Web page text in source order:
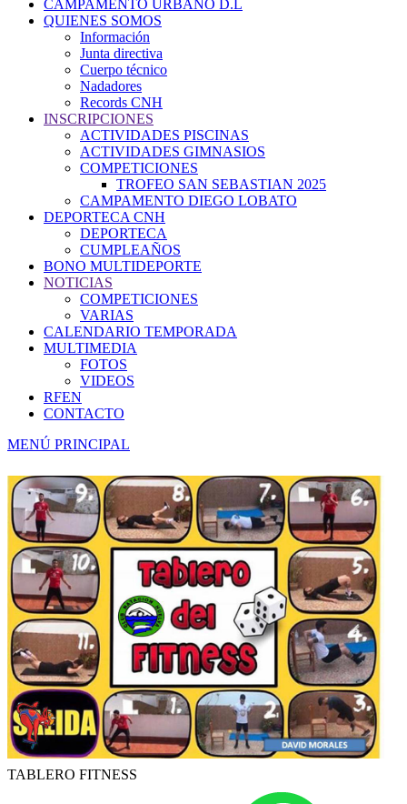
CAMPAMENTO URBANO D.L
QUIENES SOMOS
Información
Junta directiva
Cuerpo técnico
Nadadores
Records CNH
INSCRIPCIONES
ACTIVIDADES PISCINAS
ACTIVIDADES GIMNASIOS
COMPETICIONES
TROFEO SAN SEBASTIAN 2025
CAMPAMENTO DIEGO LOBATO
DEPORTECA CNH
DEPORTECA
CUMPLEAÑOS
BONO MULTIDEPORTE
NOTICIAS
COMPETICIONES
VARIAS
CALENDARIO TEMPORADA
MULTIMEDIA
FOTOS
VIDEOS
RFEN
CONTACTO
MENÚ PRINCIPAL
TABLERO FITNESS